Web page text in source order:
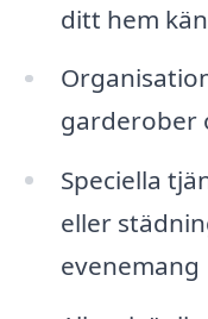
ditt hem
garderober
Speciella
eller
evenemang